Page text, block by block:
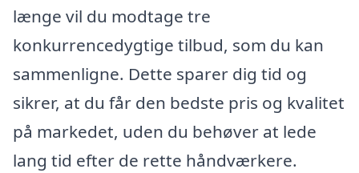
længe vil du modtage tre
konkurrencedygtige tilbud, som du kan
sammenligne. Dette sparer dig tid og
sikrer, at du får den bedste pris og kvalitet
på markedet, uden du behøver at lede
lang tid efter de rette håndværkere.